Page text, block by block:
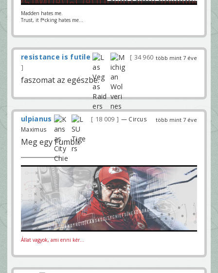
Madden hates me.
Trust, it f*cking hates me...
több mint 7 éve
resistance is futile 34 960
faszomat az egészbe.
több mint 7 éve
ulpianus 18 009
— Circus
Maximus
Meg egy Fumbli.
Állat vagyok, ami enni kér...